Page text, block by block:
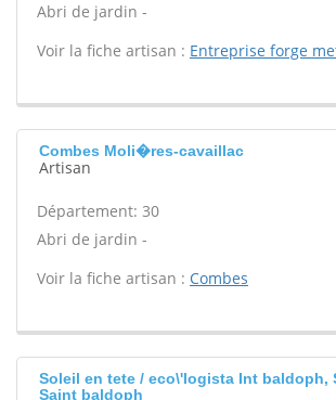
Abri de jardin -
Voir la fiche artisan : Entreprise forge
Combes Moli�res-cavaillac
Artisan
Département: 30
Abri de jardin -
Voir la fiche artisan : Combes
Soleil en tete / eco\'logista Int baldoph,
Saint baldoph